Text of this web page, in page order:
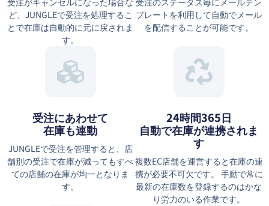
ど、JUNGLEで受注を処理するこ
とで在庫は自動的に元に戻されま
す。
プレートを利用して自動でメール
を配信することが可能です。
受注にあわせて
在庫も連動
JUNGLEで受注を管理すると、店
舗別の受注で在庫が減ってもすべ
ての店舗の在庫が均一となりま
す。
24時間365日
自動で在庫が連携されま
す
複数EC店舗を運営すると在庫の連
携が必要不可欠です。 手動で常に
最新の在庫数を登録するのはかな
り労力のいる作業です。